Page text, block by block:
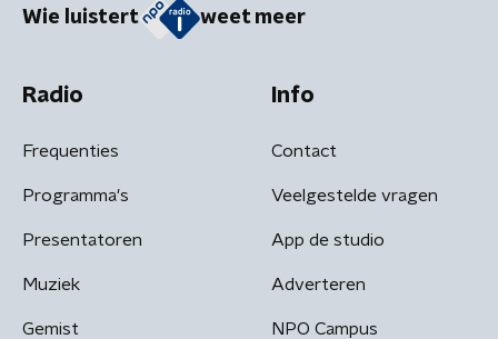
Wie luistert weet meer
Radio
Frequenties
Programma's
Presentatoren
Muziek
Gemist
Info
Contact
Veelgestelde vragen
App de studio
Adverteren
NPO Campus